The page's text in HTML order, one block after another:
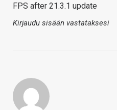
FPS after 21.3.1 update
Kirjaudu sisään vastataksesi